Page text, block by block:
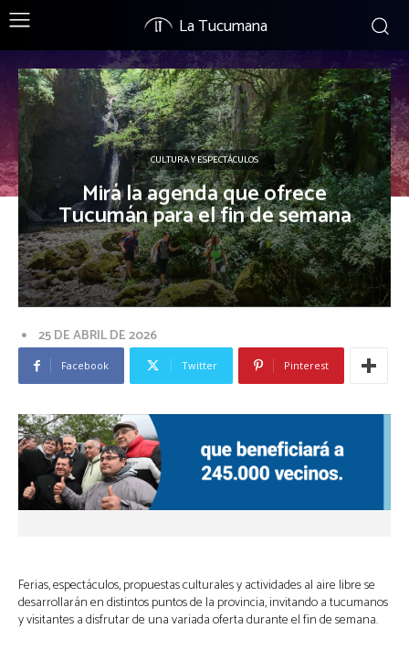
La Tucumana
CULTURA Y ESPECTÁCULOS
Mirá la agenda que ofrece
Tucumán para el fin de semana
25 DE ABRIL DE 2026
Facebook Twitter Pinterest
Ferias, espectáculos, propuestas culturales y actividades al aire libre se
desarrollarán en distintos puntos de la provincia, invitando a tucumanos
y visitantes a disfrutar de una variada oferta durante el fin de semana.